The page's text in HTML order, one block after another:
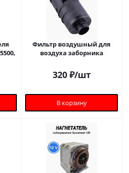
Фильтр воздушный для
воздуха заборника
320₽/шт
В корзину